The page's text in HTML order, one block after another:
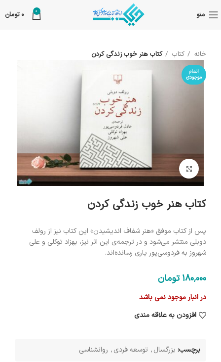
منو 0
0 تومان
خانه کتاب کتاب هنر خوب زندگی کردن
اتمام
موجودی
بزرگنمایی تصویر
کتاب هنر خوب زندگی کردن
پس از کتاب موفق «هنر شفاف اندیشیدن» این کتاب نیز از رولف
دوبلی منتشر می‌شود و در ترجمه‌ی این اثر نیز، بهزاد توکلی و علی
شهروز به فردوسی‌پور یاری رسانده‌اند.
180٬000 تومان
در انبار موجود نمی باشد
افزودن به علاقه مندی
برچسب: بزرگسال, توسعه فردی, روانشناسی